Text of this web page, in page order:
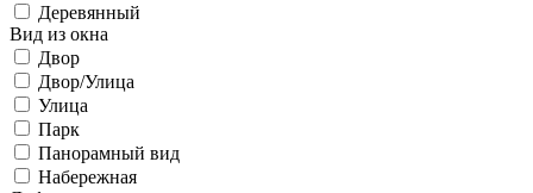
Деревянный
Вид из окна
Двор
Двор/Улица
Улица
Парк
Панорамный вид
Набережная